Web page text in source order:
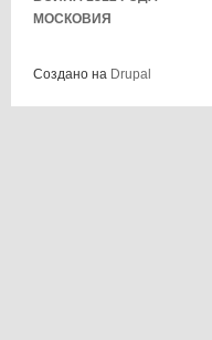
МОСКОВИЯ
Создано на Drupal